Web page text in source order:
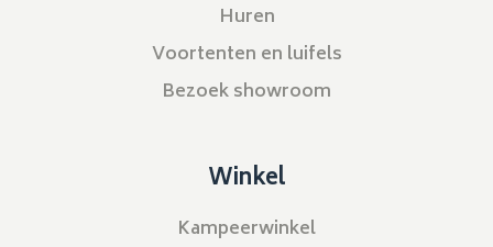
Huren
Voortenten en luifels
Bezoek showroom
Winkel
Kampeerwinkel